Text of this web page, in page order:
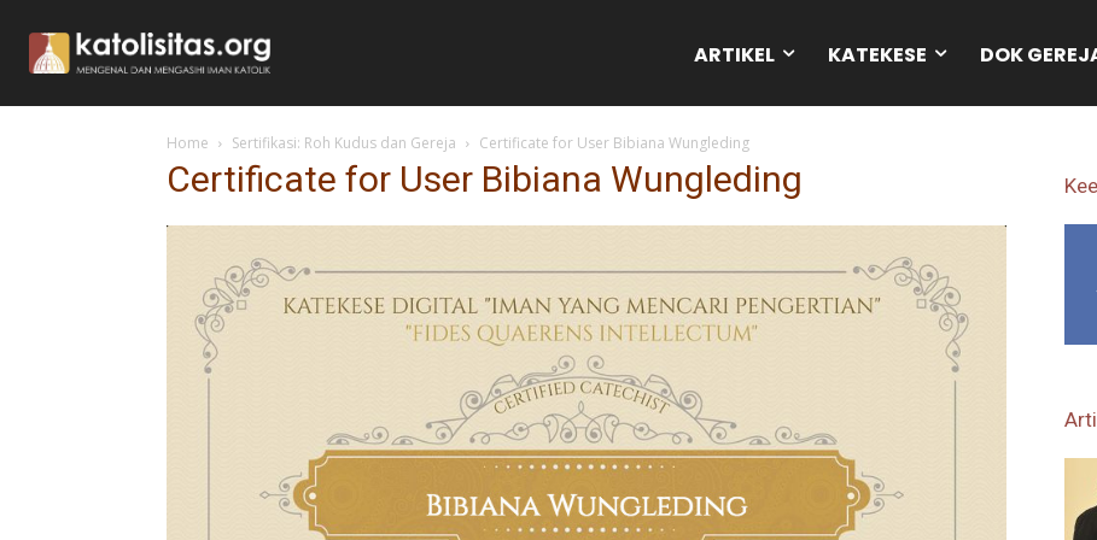
ARTIKEL KATEKESE DOK
Home Sertifikasi: Roh Kudus dan Gereja Certificate for User Bibiana Wungleding
Certificate for User Bibiana Wungleding